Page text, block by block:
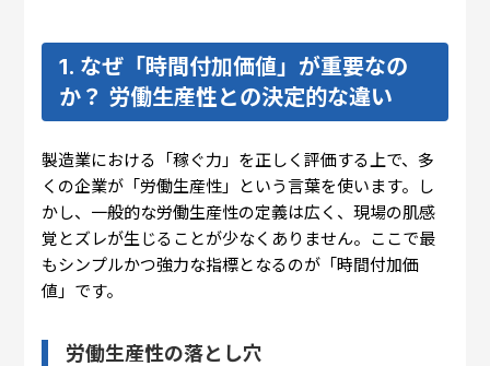
1. なぜ「時間付加価値」が重要なの
か？ 労働生産性との決定的な違い
製造業における「稼ぐ力」を正しく評価する上で、多
くの企業が「労働生産性」という言葉を使います。し
かし、一般的な労働生産性の定義は広く、現場の肌感
覚とズレが生じることが少なくありません。ここで最
もシンプルかつ強力な指標となるのが「時間付加価
値」です。
労働生産性の落とし穴